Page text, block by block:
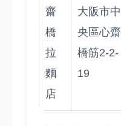
齋
橋
拉
麵
店
大阪市中
央區心齋
橋筋2-2-
19